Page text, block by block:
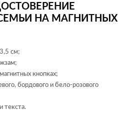
НА МАГНИТНЫХ
см;
кнопках;
бордового и бело-розового
текста.